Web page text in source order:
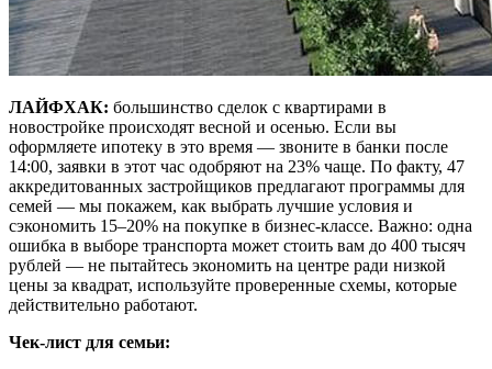
ЛАЙФХАК: большинство сделок с квартирами в
новостройке происходят весной и осенью. Если вы
оформляете ипотеку в это время — звоните в банки после
14:00, заявки в этот час одобряют на 23% чаще. По факту, 47
аккредитованных застройщиков предлагают программы для
семей — мы покажем, как выбрать лучшие условия и
сэкономить 15–20% на покупке в бизнес-классе. Важно: одна
ошибка в выборе транспорта может стоить вам до 400 тысяч
рублей — не пытайтесь экономить на центре ради низкой
цены за квадрат, используйте проверенные схемы, которые
действительно работают.
Чек-лист для семьи: